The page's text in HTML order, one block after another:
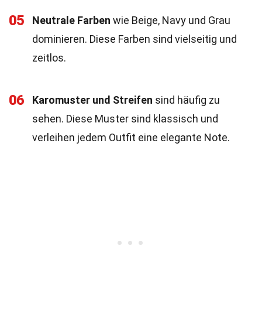
05 Neutrale Farben wie Beige, Navy und Grau
dominieren. Diese Farben sind vielseitig und
zeitlos.
06 Karomuster und Streifen sind häufig zu
sehen. Diese Muster sind klassisch und
verleihen jedem Outfit eine elegante Note.